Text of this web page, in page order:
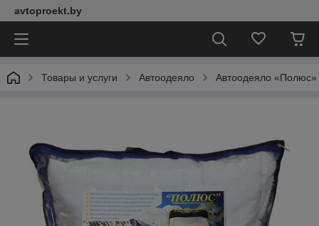
avtoproekt.by
Товары и услуги Автоодеяло Автоодеяло